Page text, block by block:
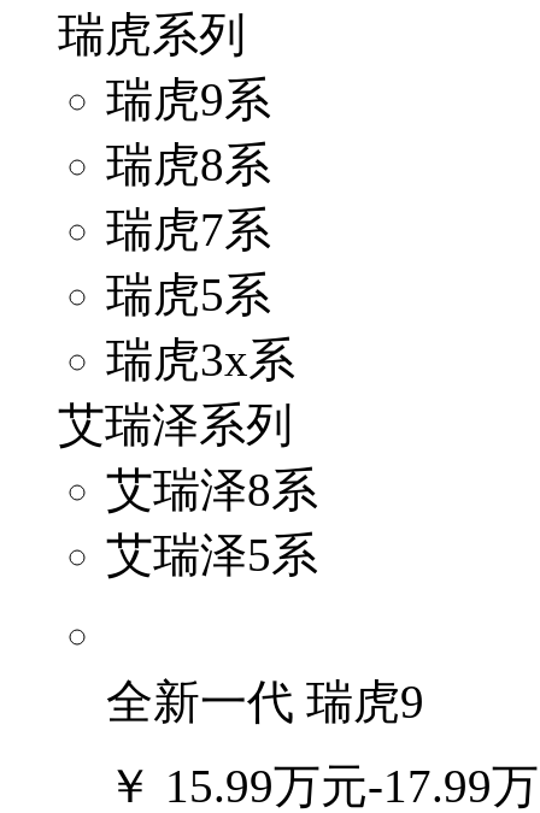
瑞虎系列
瑞虎9系
瑞虎8系
瑞虎7系
瑞虎5系
瑞虎3x系
艾瑞泽系列
艾瑞泽8系
艾瑞泽5系
全新一代 瑞虎9
￥ 15.99万元-17.99